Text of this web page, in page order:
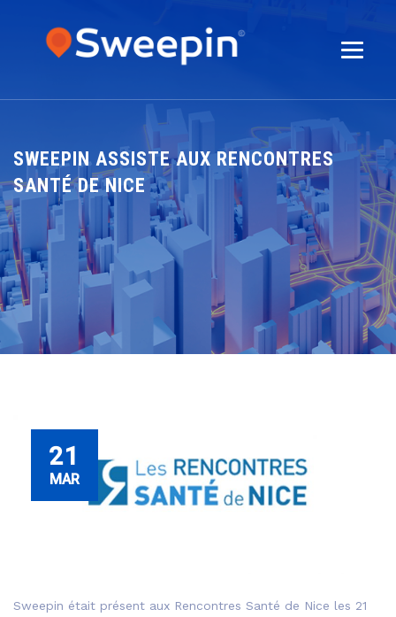
SWEEPIN ASSISTE AUX RENCONTRES
SANTÉ DE NICE
21
MAR
Sweepin était présent aux Rencontres Santé de Nice les 21